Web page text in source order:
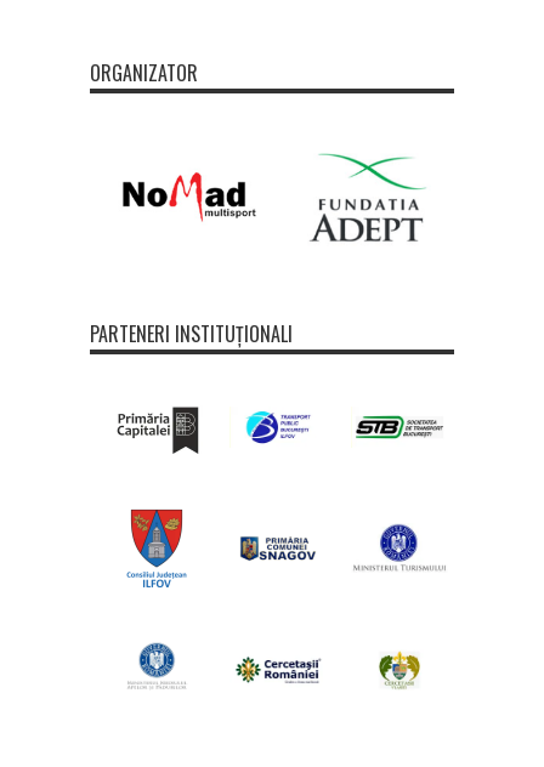
ORGANIZATOR
PARTENERI INSTITUȚIONALI